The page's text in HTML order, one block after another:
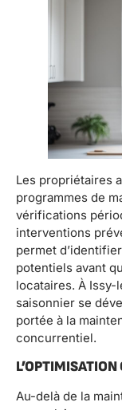
Les propriétaires
programmes de
vérifications
interventions
permet
potentiels avant
locataires. À
saisonnier se
portée à la
concurrentiel.
Au-delà de la